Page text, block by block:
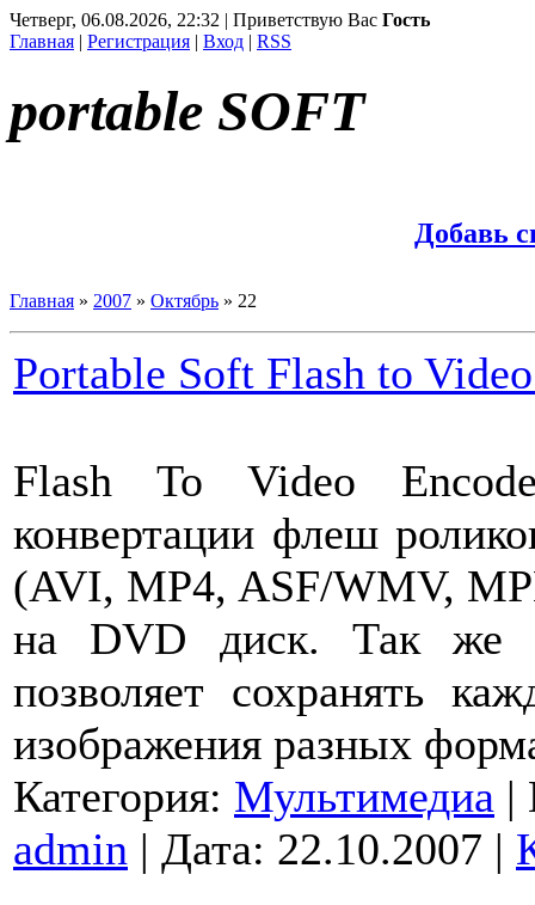
Четверг, 06.08.2026, 22:32 | Приветствую Вас Гость
Главная | Регистрация | Вход | RSS
portable SOFT
Добавь
Главная » 2007 » Октябрь » 22
Portable Soft Flash to
Flash To Video
конвертации флеш
(AVI, MP4, ASF/WMV,
на DVD диск. Так же
позволяет сохранять
изображения разных
Категория: Мультимедиа |
admin | Дата: 22.10.2007 |